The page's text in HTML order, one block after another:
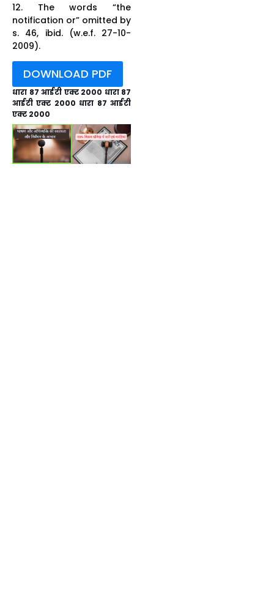
12. The words “the
notification or” omitted by
s. 46, ibid. (w.e.f. 27-10-
2009).
DOWNLOAD PDF
धारा 87 आईटी एक्ट 2000 धारा 87
आईटी एक्ट 2000 धारा 87 आईटी
एक्ट 2000